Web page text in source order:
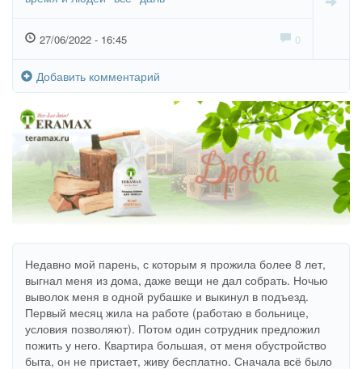
27/06/2022 - 16:45 0
Добавить комментарий
Недавно мой парень, с которым я прожила более 8 лет,
выгнал меня из дома, даже вещи не дал собрать. Ночью
выволок меня в одной рубашке и выкинул в подъезд.
Первый месяц жила на работе (работаю в больнице,
условия позволяют). Потом один сотрудник предложил
пожить у него. Квартира большая, от меня обустройство
быта, он не пристает, живу бесплатно. Сначала всё было